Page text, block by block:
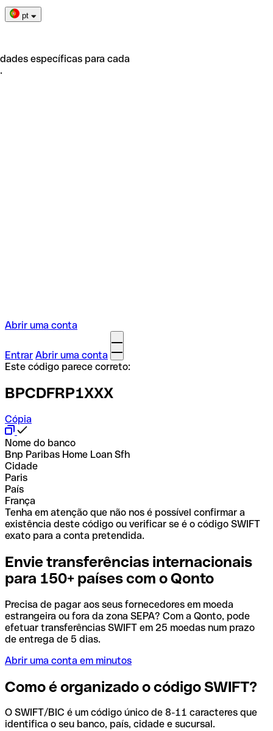
pt
específicas para cada
Abrir uma conta
Entrar Abrir uma conta
Este código parece correto:
BPCDFRP1XXX
Cópia
Nome do banco
Bnp Paribas Home Loan Sfh
Cidade
Paris
País
França
Tenha em atenção que não nos é possível confirmar a
existência deste código ou verificar se é o código SWIFT
exato para a conta pretendida.
Envie transferências internacionais
para 150+ países com o Qonto
Precisa de pagar aos seus fornecedores em moeda
estrangeira ou fora da zona SEPA? Com a Qonto, pode
efetuar transferências SWIFT em 25 moedas num prazo
de entrega de 5 dias.
Abrir uma conta em minutos
Como é organizado o código SWIFT?
O SWIFT/BIC é um código único de 8-11 caracteres que
identifica o seu banco, país, cidade e sucursal.